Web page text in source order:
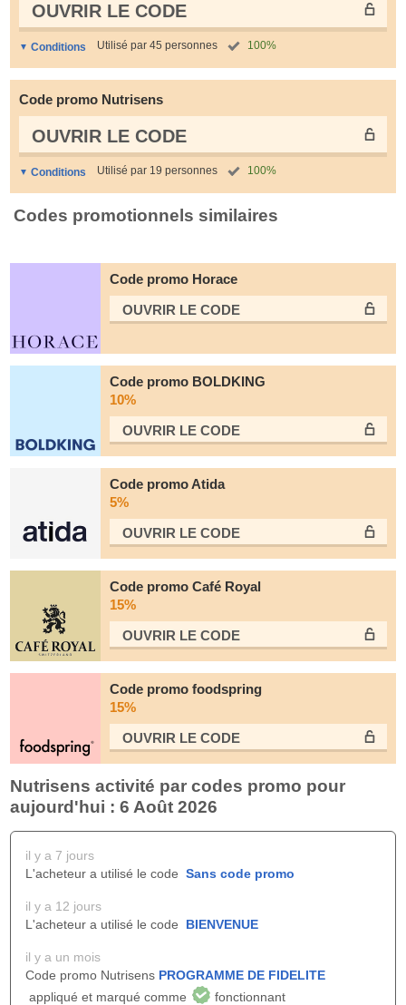
OUVRIR LE СODE
Conditions Utilisé par 45 personnes 100%
Code promo Nutrisens
OUVRIR LE СODE
Conditions Utilisé par 19 personnes 100%
Codes promotionnels similaires
Code promo Horace
OUVRIR LE СODE
Code promo BOLDKING
10%
OUVRIR LE СODE
Code promo Atida
5%
OUVRIR LE СODE
Code promo Café Royal
15%
OUVRIR LE СODE
Code promo foodspring
15%
OUVRIR LE СODE
Nutrisens activité par codes promo pour
aujourd'hui : 6 Août 2026
il y a 7 jours
L'acheteur a utilisé le code Sans code promo
il y a 12 jours
L'acheteur a utilisé le code BIENVENUE
il y a un mois
Code promo Nutrisens PROGRAMME DE FIDELITE
appliqué et marqué comme
fonctionnant